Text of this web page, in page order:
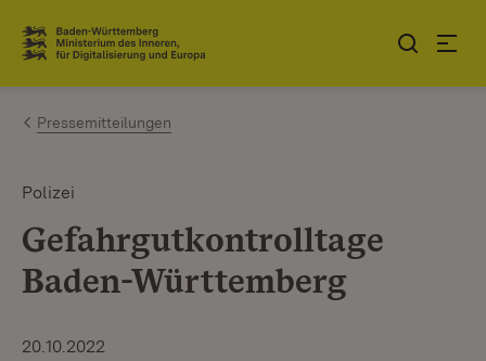
Zum Inhalt springen
Link zur Startseite
Pressemitteilungen
Polizei
Gefahrgutkontrolltage
Baden-Württemberg
20.10.2022